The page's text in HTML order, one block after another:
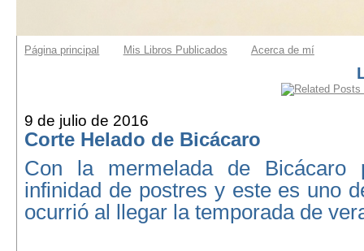
Página principal Mis Libros Publicados Acerca de mí
9 de julio de 2016
Corte Helado de Bicácaro
Con la mermelada de Bicácaro
infinidad de postres y este es uno
ocurrió al llegar la temporada de